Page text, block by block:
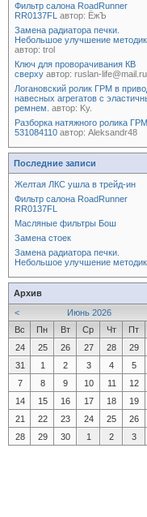
Фильтр салона RoadRunner
RR0137FL автор: ЁжЪ
Замена радиатора печки.
Небольшое улучшение
автор: trol
Ключ для проворачивания КВ
сверху автор: ruslan-life@mail.ru
Логановский ролик ГРМ в
навесных агрегатов с
ремнем. автор: Ky.
Разборка натяжного ролика
531084110 автор: Aleksandr48
Последние записи
Желтая ЛКС ушла в трейд-ин
Фильтр салона RoadRunner
RR0137FL
Масляные фильтры Бош
Замена стоек
Замена радиатора печки.
Небольшое улучшение
Архив
<
Июнь 2026
Вс
Пн Вт Ср Чт Пт
24
25 26 27 28 29
31
1 2 3 4 5
7
8 9 10 11 12
14
15 16 17 18 19
21
22 23 24 25 26
28
29 30 1 2 3